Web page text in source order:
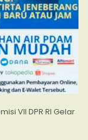
VII DPR RI Gelar